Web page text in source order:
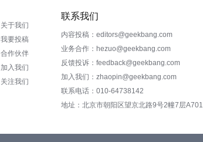
关于我们
我要投稿
合作伙伴
加入我们
关注我们
联系我们
内容投稿：editors@geekbang.com
业务合作：hezuo@geekbang.com
反馈投诉：feedback@geekbang.com
加入我们：zhaopin@geekbang.com
联系电话：010-64738142
地址：北京市朝阳区望京北路9号2幢7层A701